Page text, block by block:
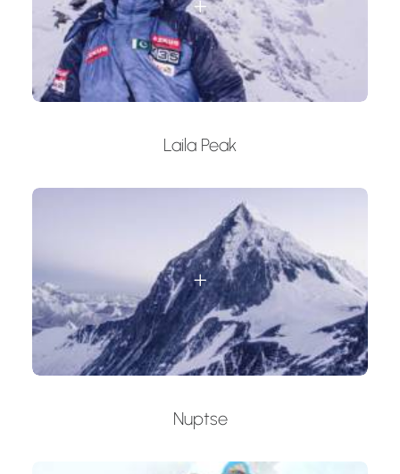
Laila Peak
Nuptse